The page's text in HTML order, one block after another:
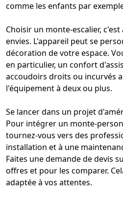
comme les enfants par
Choisir un monte-escalier,
envies. L'appareil peut se
décoration de votre espace.
en particulier, un confort
accoudoirs droits ou incurvés
l'équipement à deux ou plus.
Se lancer dans un projet
Pour intégrer un monte-
tournez-vous vers des
installation et à une
Faites une demande de devis
offres et pour les comparer.
adaptée à vos attentes.